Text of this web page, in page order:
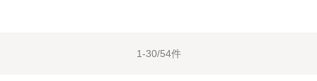
1-30/54件